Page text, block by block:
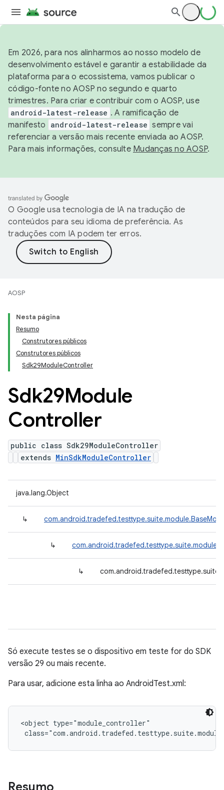
Em 2026, para nos alinharmos ao nosso modelo de
desenvolvimento estável e garantir a estabilidade da
plataforma para o ecossistema, vamos publicar o
código-fonte no AOSP no segundo e quarto
trimestres. Para criar e contribuir com o AOSP, use
android-latest-release . A ramificação de
manifesto
android-latest-release sempre vai
referenciar a versão mais recente enviada ao AOSP.
Para mais informações, consulte Mudanças no AOSP.
O Google usa tecnologia de IA na tradução de
conteúdos para seu idioma de preferência. As
traduções com IA podem ter erros.
AOSP
Nesta página
Resumo
Construtores públicos
Construtores públicos
Sdk29ModuleController
Sdk29Module
Controller
public class Sdk29ModuleController
extends MinSdkModuleController
java.lang.Object
↳
↳
↳
Só execute testes se o dispositivo em teste for do SDK
versão 29 ou mais recente.
Para usar, adicione esta linha ao AndroidTest.xml:
<object type="module_controller"
Resumo